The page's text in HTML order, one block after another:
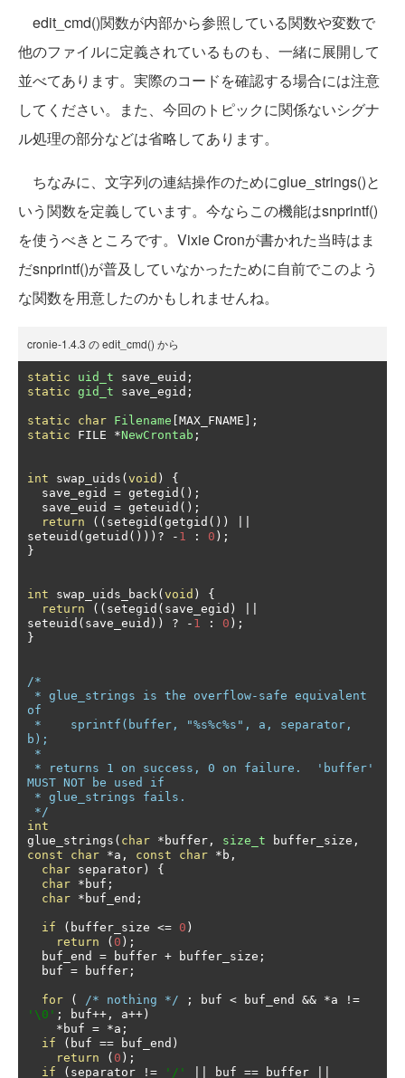
edit_cmd()関数が内部から参照している関数や変数で
他のファイルに定義されているものも、一緒に展開して
並べてあります。実際のコードを確認する場合には注意
してください。また、今回のトピックに関係ないシグナ
ル処理の部分などは省略してあります。
ちなみに、文字列の連結操作のためにglue_strings()と
いう関数を定義しています。今ならこの機能はsnprintf()
を使うべきところです。Vixie Cronが書かれた当時はま
だsnprintf()が普及していなかったために自前でこのよう
な関数を用意したのかもしれませんね。
cronie-1.4.3 の edit_cmd() から
static uid_t save_euid ;
static gid_t save_egid ;
static char Filename MAX_FNAME ];
static FILE *NewCrontab ;
int swap_uids ( void )
{
  save_egid
= getegid ();
  save_euid
= geteuid ();
return
(( setegid ( getgid ())
seteuid ( getuid ()))? - 1 : 0 );
}
int swap_uids_back( void )
{
return
(( setegid ( save_egid )
seteuid ( save_euid )) ? - 1 : 0 );
}
/*
of
b);
MUST NOT be used if
*/
int
glue_strings ( char * buffer , size_t buffer_size ,
const
char *a , const char * b ,
char separator )
{
char * buf ;
char * buf_end ;
if ( buffer_size <= 0 )
return
( 0 );
  buf_end
= buffer + buffer_size ;
  buf
= buffer ;
for ( /* nothing */ ; buf < buf_end && *a
!=
'\0' ; buf++, a++)
* buf = *a ;
if
( buf == buf_end )
return
( 0 );
if
( separator != '/' buf == buffer